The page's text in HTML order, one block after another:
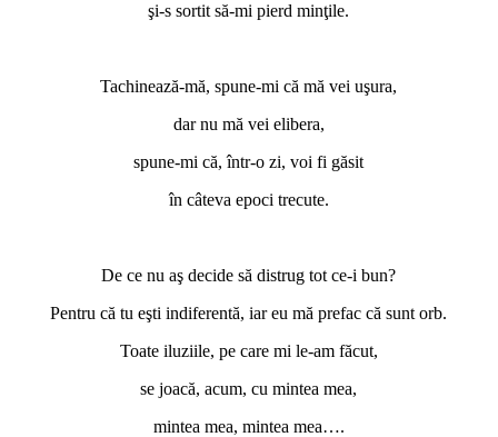
şi-s sortit să-mi pierd minţile.
Tachinează-mă, spune-mi că mă vei uşura,
dar nu mă vei elibera,
spune-mi că, într-o zi, voi fi găsit
în câteva epoci trecute.
De ce nu aş decide să distrug tot ce-i bun?
Pentru că tu eşti indiferentă, iar eu mă prefac că sunt orb.
Toate iluziile, pe care mi le-am făcut,
se joacă, acum, cu mintea mea,
mintea mea, mintea mea….